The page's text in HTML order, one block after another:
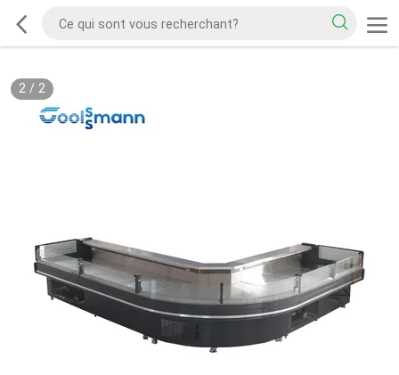
2/ 2